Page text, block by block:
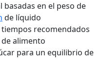
basadas en el peso de
de líquido
recomendados
alimento
para un equilibrio de